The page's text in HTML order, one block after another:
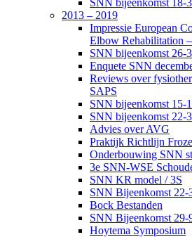
SNN bijeenkomst 18-
2013 – 2019
Impressie European
Elbow Rehabilitation
SNN bijeenkomst 26-
Enquete SNN
Reviews over
SAPS
SNN bijeenkomst 15-
SNN bijeenkomst 22-
Advies over AVG
Praktijk Richtlijn
Onderbouwing SNN
3e SNN-WSE
SNN KR model / 3S
SNN Bijeenkomst 22-
Bock Bestanden
SNN Bijeenkomst 29-
Hoytema Symposium